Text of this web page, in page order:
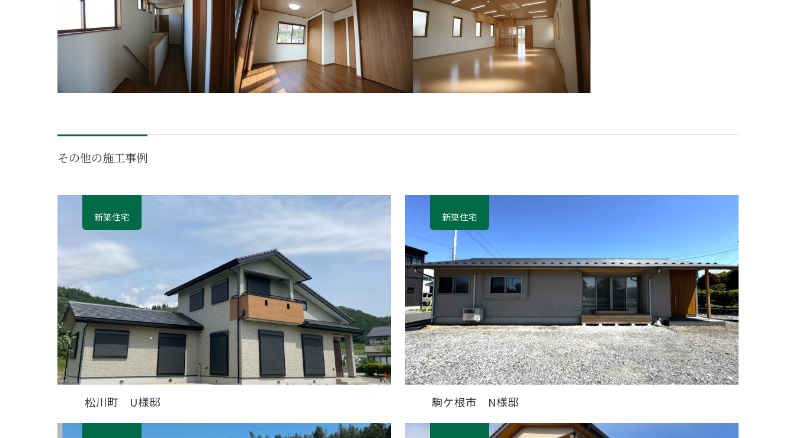
その他の施工事例
新築住宅
松川町 U様邸
新築住宅
駒ケ根市 N様邸